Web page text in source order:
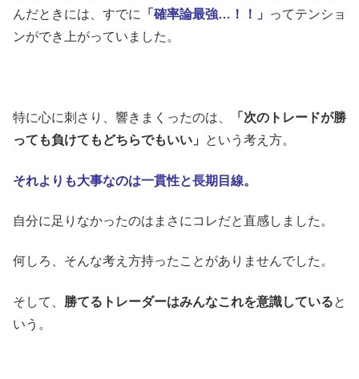
んだときには、すでに
「確率論最強…！！」
ってテンショ
ンができ上がっていました。
特に心に刺さり、響きまくったのは、
「次のトレードが勝
っても負けてもどちらでもいい」
という考え方。
それよりも大事なのは一貫性と長期目線。
自分に足りなかったのはまさにコレだと直感しました。
何しろ、そんな考え方持ったことがありませんでした。
そして、 勝てるトレーダーはみんなこれを意識していると
いう。